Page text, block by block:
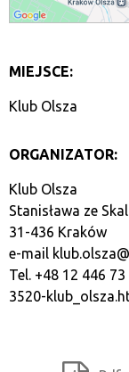
MIEJSCE:
Klub Olsza
ORGANIZATOR:
Klub Olsza
Stanisława ze
31-436 Kraków
e-mail
Tel. +48 12 446 73
3520-